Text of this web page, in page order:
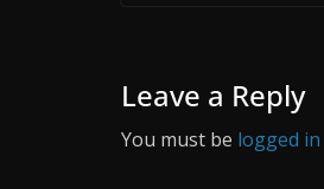
Leave a Reply
You must be logged in